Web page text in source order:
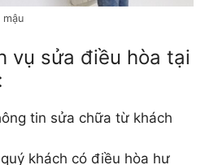
mậu
vụ sửa điều hòa tại
tin sửa chữa từ khách
khách có điều hòa hư